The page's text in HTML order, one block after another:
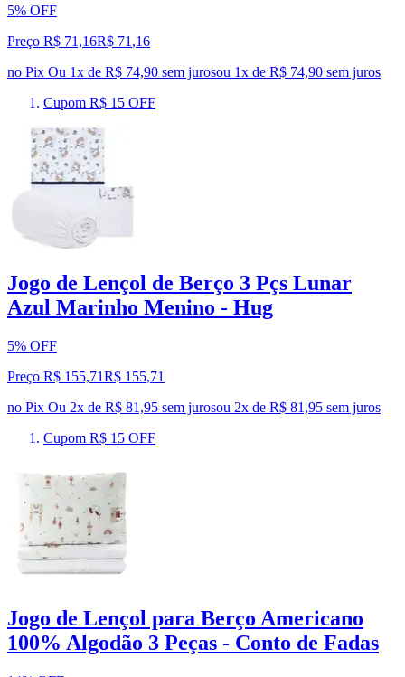
5% OFF
Preço R$ 71,16R$ 71 ,16
no Pix Ou 1x de R$ 74,90 sem jurosou 1x de R$ 74,90 sem juros
Cupom R$ 15 OFF
Jogo de Lençol de Berço 3 Pçs Lunar
Azul Marinho Menino - Hug
5% OFF
Preço R$ 155,71R$ 155,71
no Pix Ou 2x de R$ 81,95 sem jurosou 2x de R$ 81,95 sem juros
Cupom R$ 15 OFF
Jogo de Lençol para Berço Americano
100% Algodão 3 Peças - Conto de Fadas